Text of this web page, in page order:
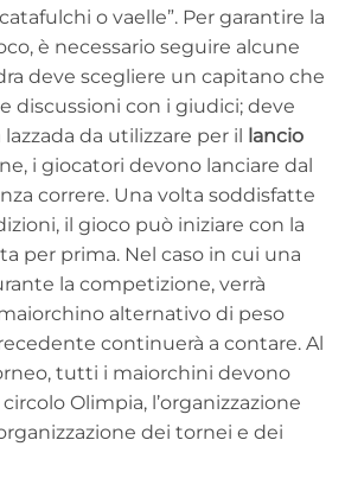
o vaelle”. Per garantire la
è necessario seguire alcune
deve scegliere un capitano che
discussioni con i giudici; deve
da utilizzare per il lancio
i giocatori devono lanciare dal
correre. Una volta soddisfatte
il gioco può iniziare con la
per prima. Nel caso in cui una
la competizione, verrà
alternativo di peso
continuerà a contare. Al
tutti i maiorchini devono
Olimpia, l’organizzazione
dei tornei e dei